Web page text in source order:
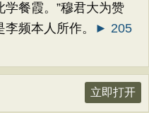
餐霞。”穆君大为赞
频本人所作。
► 205
立即打开